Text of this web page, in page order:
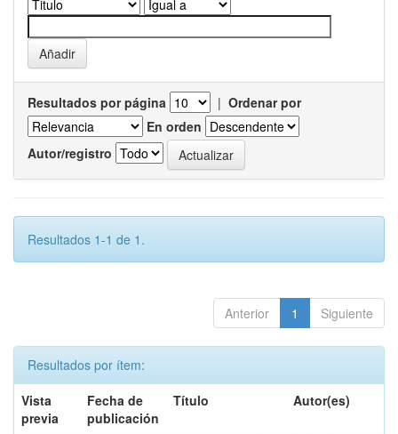
Resultados por página | Ordenar por
En orden
Autor/registro
Resultados 1-1 de 1.
Anterior 1 Siguiente
Resultados por ítem:
Vista
previa
Fecha de
publicación
Título Autor(es)